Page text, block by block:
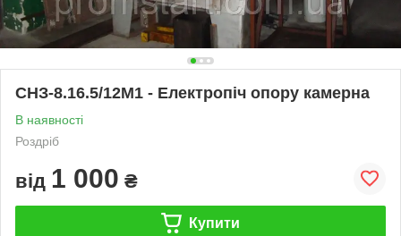
СНЗ-8.16.5/12М1 - Електропіч опору камерна
В наявності
Роздріб
від 1 000 ₴
Купити